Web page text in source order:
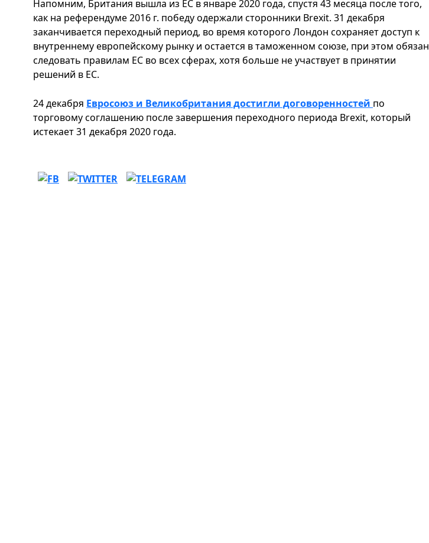
Напомним, Британия вышла из ЕС в январе 2020 года, спустя 43 месяца после того,
как на референдуме 2016 г. победу одержали сторонники Brexit. 31 декабря
заканчивается переходный период, во время которого Лондон сохраняет доступ к
внутреннему европейскому рынку и остается в таможенном союзе, при этом обязан
следовать правилам ЕС во всех сферах, хотя больше не участвует в принятии
решений в ЕС.
24 декабря Евросоюз и Великобритания достигли договоренностей по
торговому соглашению после завершения переходного периода Brexit, который
истекает 31 декабря 2020 года.